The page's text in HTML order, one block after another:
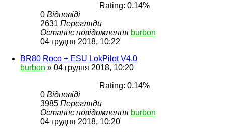
Rating: 0.14%
0 Відповіді
2631 Перегляди
Останнє повідомлення burbon
04 грудня 2018, 10:22
BR80 Roco + ESU LokPilot V4.0
burbon » 04 грудня 2018, 10:20
Rating: 0.14%
0 Відповіді
3985 Перегляди
Останнє повідомлення burbon
04 грудня 2018, 10:20